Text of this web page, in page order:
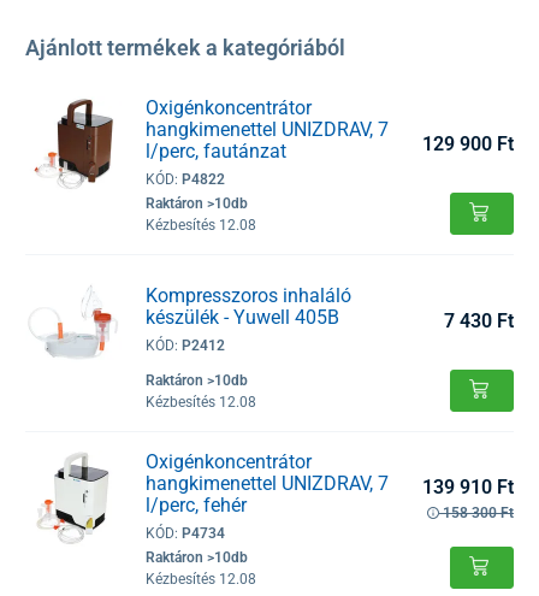
Ajánlott termékek a kategóriából
Oxigénkoncentrátor
hangkimenettel UNIZDRAV, 7
l/perc, fautánzat
KÓD: P4822
Raktáron >10db
Kézbesítés 12.08
129 900 Ft
Kompresszoros inhaláló
készülék - Yuwell 405B
KÓD: P2412
Raktáron >10db
Kézbesítés 12.08
7 430 Ft
Oxigénkoncentrátor
hangkimenettel UNIZDRAV, 7
l/perc, fehér
KÓD: P4734
Raktáron >10db
Kézbesítés 12.08
139 910 Ft
158 300 Ft